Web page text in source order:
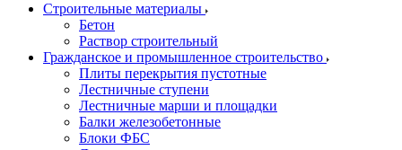
Строительные материалы
Бетон
Раствор строительный
Гражданское и промышленное строительство
Плиты перекрытия пустотные
Лестничные ступени
Лестничные марши и площадки
Балки железобетонные
Блоки ФБС